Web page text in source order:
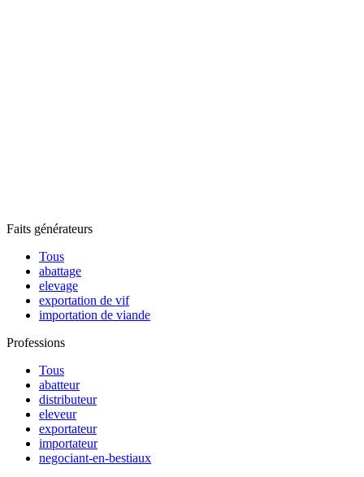
Faits générateurs
Tous
abattage
elevage
exportation de vif
importation de viande
Professions
Tous
abatteur
distributeur
eleveur
exportateur
importateur
negociant-en-bestiaux